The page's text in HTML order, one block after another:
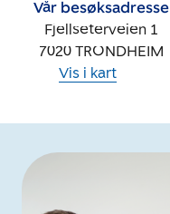
Vår besøksadresse
Fjellseterveien 1
7020 TRONDHEIM
Vis i kart